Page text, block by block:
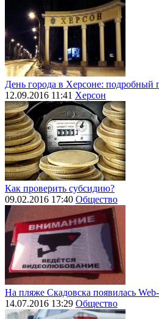
День города в Херсоне: подробный
12.09.2016 11:41 Херсон
Как проверить субсидию?
09.02.2016 17:40 Общество
На пляже Скадовска появилась
14.07.2016 13:29 Общество